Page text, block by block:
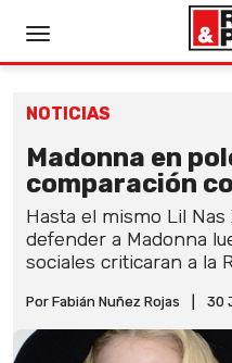
NOTICIAS
Madonna en
comparación
Hasta el mismo Lil Nas
defender a Madonna
sociales criticaran a la
Por Fabián Nuñez Rojas 30